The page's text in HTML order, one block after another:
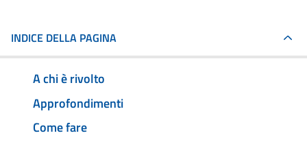
INDICE DELLA PAGINA
A chi è rivolto
Approfondimenti
Come fare